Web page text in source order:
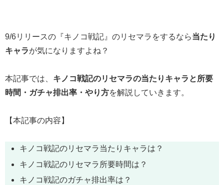
9/6リリースの『キノコ戦記』のリセマラをするなら当たり
キャラが気になりますよね？
本記事では、 キノコ戦記のリセマラの当たりキャラと所要
時間・ガチャ排出率・やり方を解説していきます。
【本記事の内容】
キノコ戦記のリセマラ当たりキャラは？
キノコ戦記のリセマラ所要時間は？
キノコ戦記のガチャ排出率は？